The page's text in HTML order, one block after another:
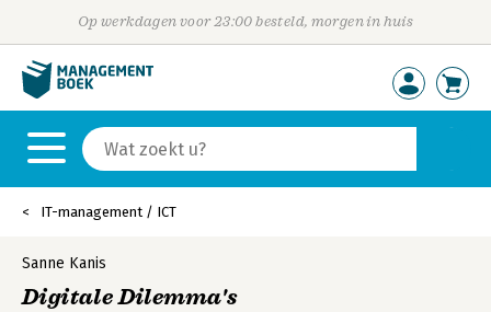
Op werkdagen voor 23:00 besteld, morgen in huis
IT-management / ICT
Sanne Kanis
Digitale Dilemma's